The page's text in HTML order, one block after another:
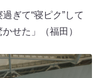
ぎて“寝ピク”して
せた」（福田）